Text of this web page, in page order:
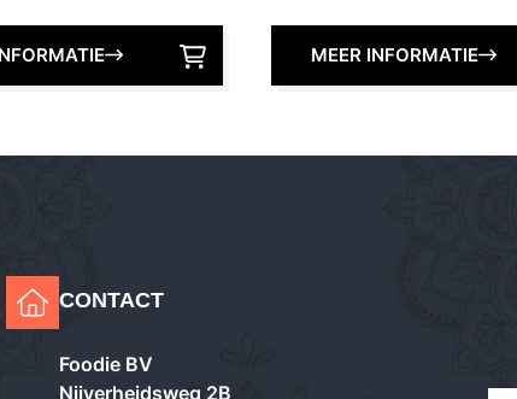
MEER INFORMATIE
CONTACT
Foodie BV
Nijverheidsweg 2B